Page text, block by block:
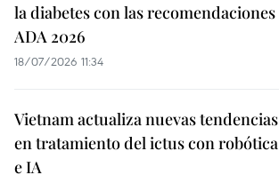
la diabetes con las recomendaciones
ADA 2026
18/07/2026 11:34
Vietnam actualiza nuevas tendencias
en tratamiento del ictus con robótica
e IA